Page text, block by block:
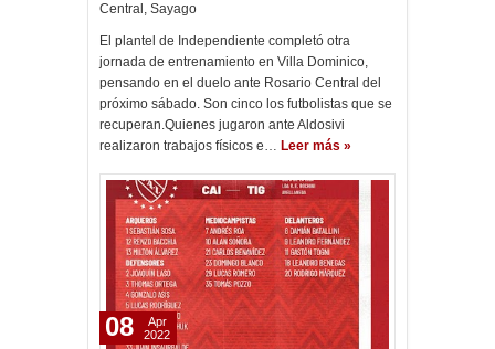
Central , Sayago
El plantel de Independiente completó otra
jornada de entrenamiento en Villa Dominico,
pensando en el duelo ante Rosario Central del
próximo sábado. Son cinco los futbolistas que se
recuperan.Quienes jugaron ante Aldosivi
realizaron trabajos físicos e… Leer más »
08
Apr
2022